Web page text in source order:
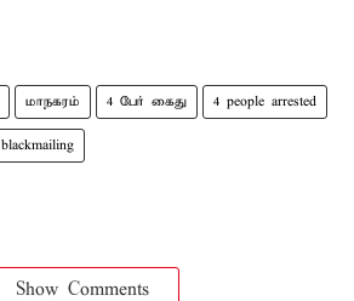
மாநகரம் 4 பேர் கைது 4 people arrested
blackmailing
Show Comments